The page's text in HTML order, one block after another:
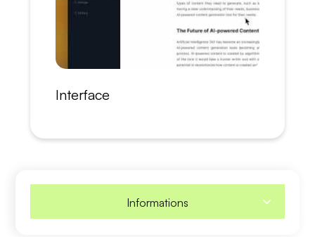
Interface
Informations